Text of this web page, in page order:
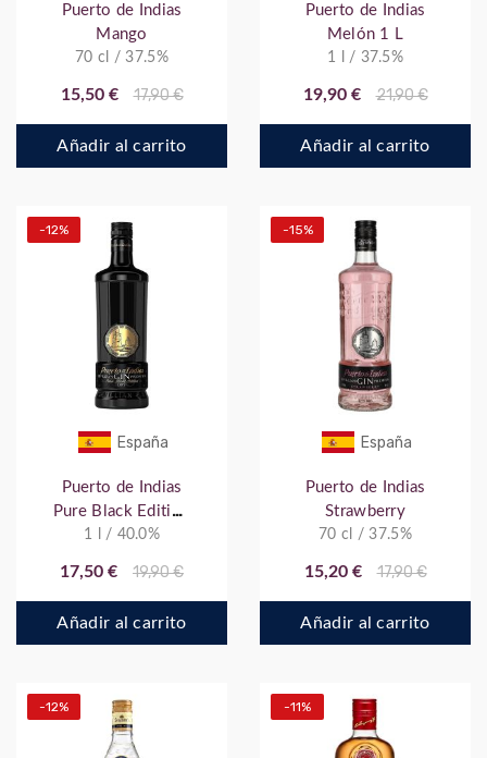
Puerto de Indias
Mango
70 cl / 37.5%
15,50 € 17,90 €
Añadir al carrito
Puerto de Indias
Melón 1 L
1 l / 37.5%
19,90 € 21,90 €
Añadir al carrito
España
-12%
Puerto de Indias
Pure Black Edition
1 L
1 l / 40.0%
17,50 € 19,90 €
Añadir al carrito
España
-15%
Puerto de Indias
Strawberry
70 cl / 37.5%
15,20 € 17,90 €
Añadir al carrito
-12% -11%